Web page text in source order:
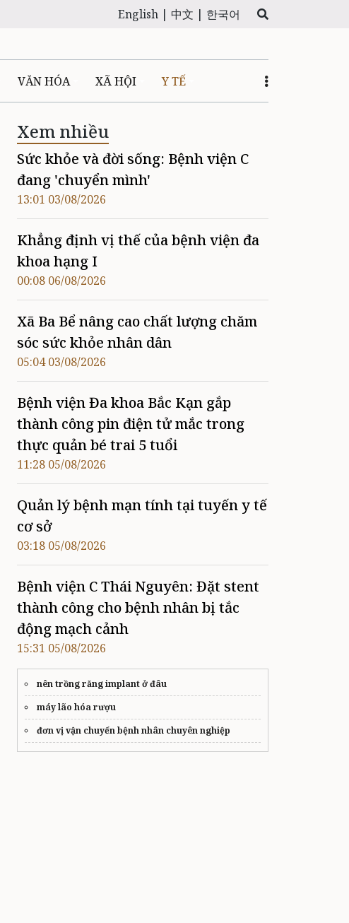
English | 中文 | 한국어
VĂN HÓA XÃ HỘI Y TẾ
Xem nhiều
Sức khỏe và đời sống: Bệnh viện C
đang 'chuyển mình'
13:01 03/08/2026
Khẳng định vị thế của bệnh viện đa
khoa hạng I
00:08 06/08/2026
Xã Ba Bể nâng cao chất lượng chăm
sóc sức khỏe nhân dân
05:04 03/08/2026
Bệnh viện Đa khoa Bắc Kạn gắp
thành công pin điện tử mắc trong
thực quản bé trai 5 tuổi
11:28 05/08/2026
Quản lý bệnh mạn tính tại tuyến y tế
cơ sở
03:18 05/08/2026
Bệnh viện C Thái Nguyên: Đặt stent
thành công cho bệnh nhân bị tắc
động mạch cảnh
15:31 05/08/2026
nên trồng răng implant ở đâu
máy lão hóa rượu
đơn vị vận chuyển bệnh nhân chuyên nghiệp